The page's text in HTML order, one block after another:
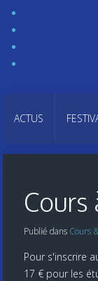
ACTUS
Cours
Publié dans Cours
Pour s'inscrire
17 € pour les